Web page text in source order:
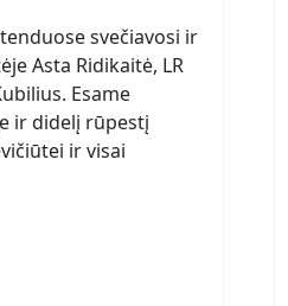
svečiavosi ir
Asta Ridikaitė, LR
Esame
ir didelį rūpestį
ir visai